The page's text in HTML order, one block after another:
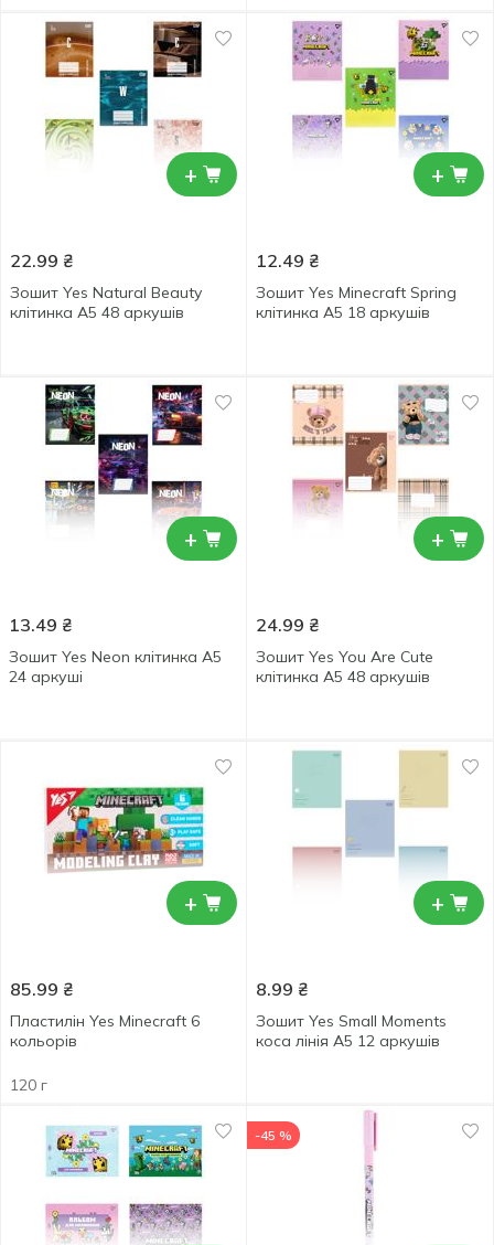
+
22.99 ₴
Зошит Yes Natural Beauty
клітинка А5 48 аркушів
+
12.49 ₴
Зошит Yes Minecraft Spring
клітинка А5 18 аркушів
+
13.49 ₴
Зошит Yes Neon клітинка А5
24 аркуші
+
24.99 ₴
Зошит Yes You Are Cute
клітинка А5 48 аркушів
+
85.99 ₴
Пластилін Yes Minecraft 6
кольорів
120 г
+
8.99 ₴
Зошит Yes Small Moments
коса лінія А5 12 аркушів
-45 %